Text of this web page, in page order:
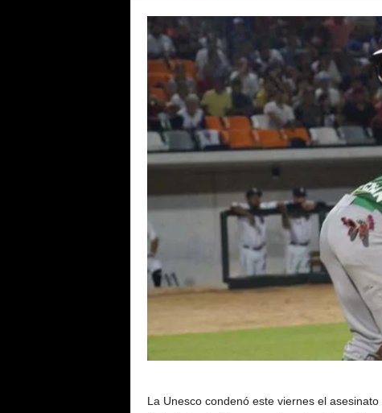
La Unesco condenó este viernes el asesinato